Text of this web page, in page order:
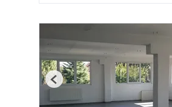
Previous